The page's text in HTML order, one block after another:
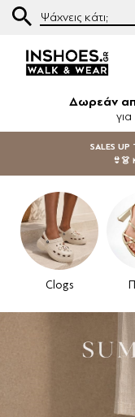
Δωρεάν
SALES
👙👗
Clogs